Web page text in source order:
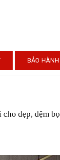
BẢO HÀNH
đẹp, đệm